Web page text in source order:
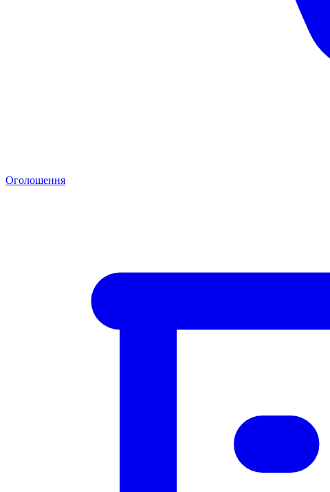
Оголошення